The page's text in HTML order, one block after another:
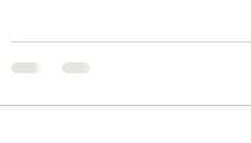
Man mister både muskler og
artrose, men heldighvis så